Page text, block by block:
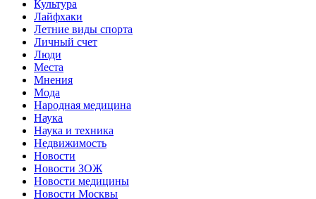
Культура
Лайфхаки
Летние виды спорта
Личный счет
Люди
Места
Мнения
Мода
Народная медицина
Наука
Наука и техника
Недвижимость
Новости
Новости ЗОЖ
Новости медицины
Новости Москвы